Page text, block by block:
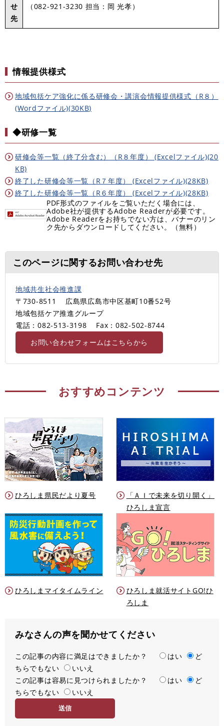
せ
先
（082-921-3230 担当：岡 光孝）
情報提供様式
地域包括ケア強化に係る研修会・講演会情報提供様式（R８）
(Wordファイル)(30KB)
◆研修一覧
研修会等一覧（終了分含む）（R８年度） (Excelファイル)(20
KB)
終了した研修会等一覧（R７年度） (Excelファイル)(28KB)
終了した研修会等一覧（R６年度） (Excelファイル)(28KB)
PDF形式のファイルをご覧いただく場合には、
Adobe社が提供するAdobe Readerが必要です。
Adobe Readerをお持ちでない方は、バナーのリン
ク先からダウンロードしてください。（無料）
このページに関するお問い合わせ先
地域共生社会推進課
〒730-8511
広島県広島市中区基町10番52号
地域包括ケア推進グループ
電話：082-513-3198
Fax：082-502-8744
お問い合わせフォームはこちらから
おすすめコンテンツ
ひろしま県民だより夏号
「ＡＩで未来を切り開く」
ひろしま宣言
ひろしまマイタイムライン
ひろしま就活サイトGO!ひ
ろしま
みなさんの声を聞かせてください
満
足
度
この記事の内容に満足はできましたか？ はい
ど
ちらでもない
いいえ
容
易
この記事は容易に見つけられましたか？ はい
ど
ちらでもない
いいえ